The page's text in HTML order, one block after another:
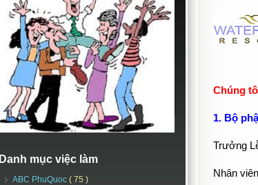
Danh mục việc làm
ABC PhuQuoc ( 75 )
Chúng
1. Bộ
Trưởng
Nhân